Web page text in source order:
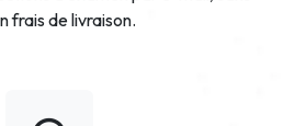
frais de livraison.